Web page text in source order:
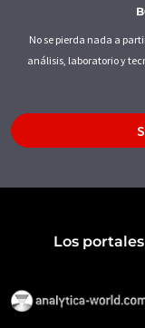
No se pierda nada a
análisis, laboratorio y
Los